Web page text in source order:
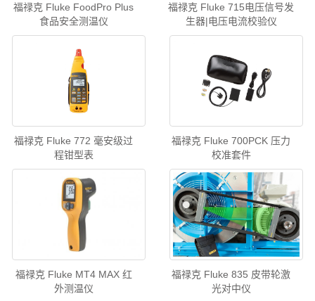
福禄克 Fluke FoodPro Plus
食品安全测温仪
福禄克 Fluke 715电压信号发
生器|电压电流校验仪
福禄克 Fluke 772 毫安级过
程钳型表
福禄克 Fluke 700PCK 压力
校准套件
福禄克 Fluke MT4 MAX 红
外测温仪
福禄克 Fluke 835 皮带轮激
光对中仪